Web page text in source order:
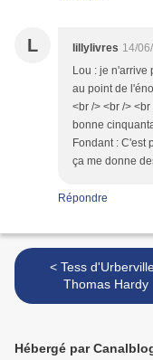
L lillylivres 14/
Lou : je n'arrive
au point de
<br /> <br />
bonne
Fondant : C'est
ça me donne
Répondre
< Tess d'Urberville -
Thomas Hardy
Hébergé par